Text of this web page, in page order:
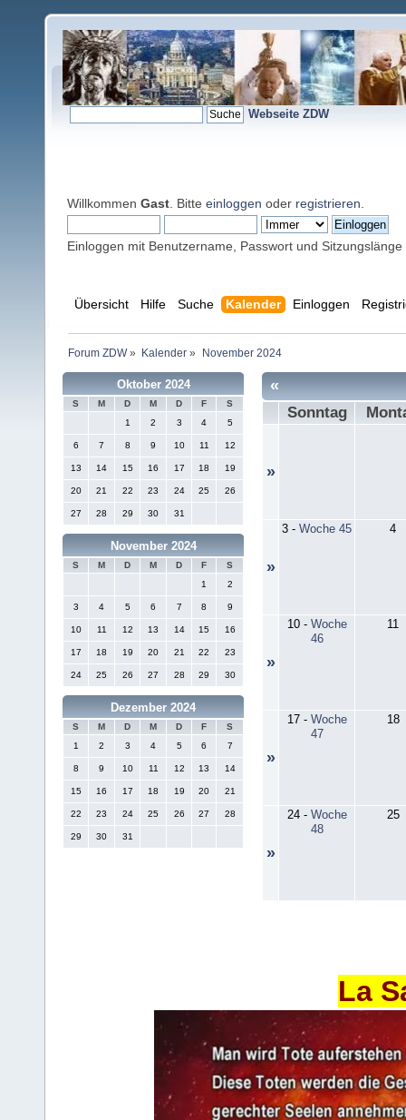
Webseite ZDW
Willkommen Gast . Bitte einloggen oder registrieren
Einloggen mit Benutzername, Passwort und Sitzungslänge
Übersicht Hilfe Suche Kalender Einloggen
Forum ZDW» Kalender » November 2024
Oktober 2024
S M D M D F
S
1
2 3 4 5
6 7 8 9 10 11 12
13 14 15 16 17 18 19
20 21 22 23 24 25 26
27 28 29 30 31
November 2024
S M D M D F
S
1
2
3 4 5 6 7 8 9
10 11 12 13 14 15 16
17 18 19 20 21 22 23
24 25 26 27 28 29 30
Dezember 2024
S M D M D F
S
1
2 3 4 5 6 7
8 9 10 11 12 13 14
15 16 17 18 19 20 21
22 23 24 25 26 27 28
29 30 31
«
Sonntag
»
»
3 - Woche 45 4
»
10- Woche
46
11
»
17- Woche
47
18
»
24- Woche
48
25
La